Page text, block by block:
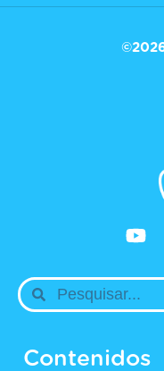
Contenidos